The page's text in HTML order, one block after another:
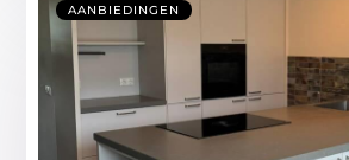
AANBIEDINGEN